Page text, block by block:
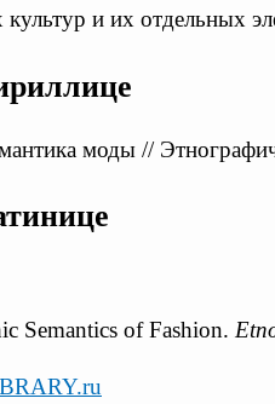
и их отдельных
моды //
Semantics of Fashion.